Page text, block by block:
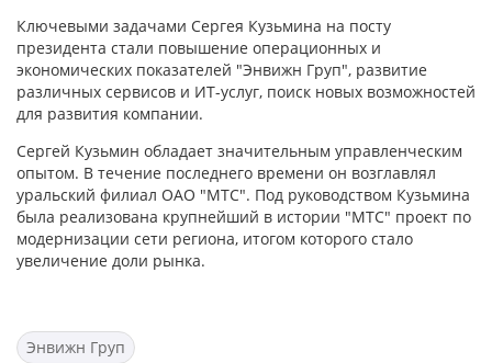
Ключевыми задачами Сергея Кузьмина на посту
президента стали повышение операционных и
экономических показателей "Энвижн Груп", развитие
различных сервисов и ИТ-услуг, поиск новых возможностей
для развития компании.
Сергей Кузьмин обладает значительным управленческим
опытом. В течение последнего времени он возглавлял
уральский филиал ОАО "МТС". Под руководством Кузьмина
была реализована крупнейший в истории "МТС" проект по
модернизации сети региона, итогом которого стало
увеличение доли рынка.
Энвижн Груп